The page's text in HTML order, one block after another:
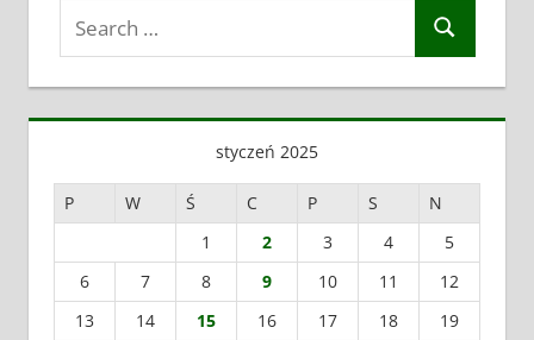
Search
styczeń 2025
P W Ś C P S
N
1
2 3 4
5
6
7 8 9 10 11
12
13
14 15 16 17 18
19